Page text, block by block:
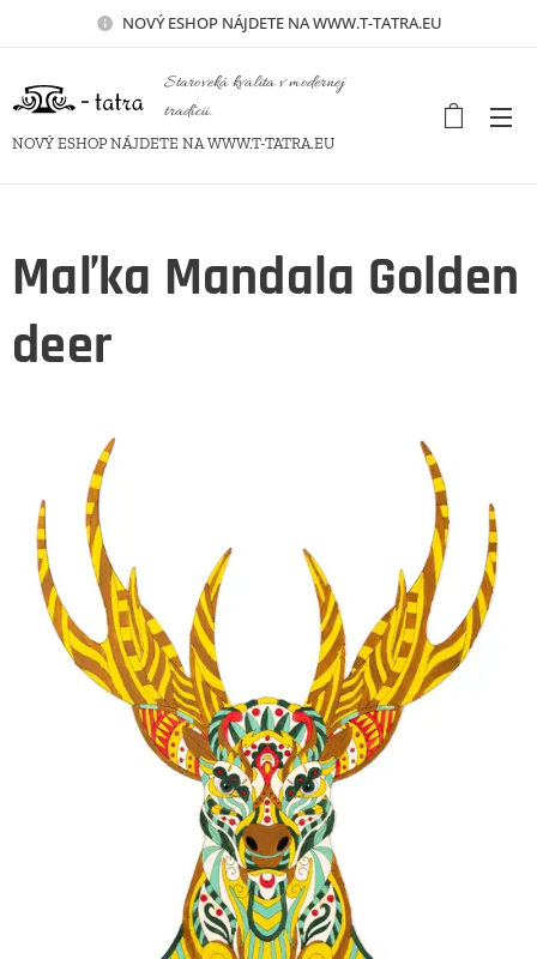
NOVÝESHOP NÁJDETE NA WWW.T-TATRA.EU
Staroveká kvalita v modernej
tradícii.
NOVÝ ESHOP NÁJDETE NA WWW.T-TATRA.EU
Maľka Mandala Golden
deer